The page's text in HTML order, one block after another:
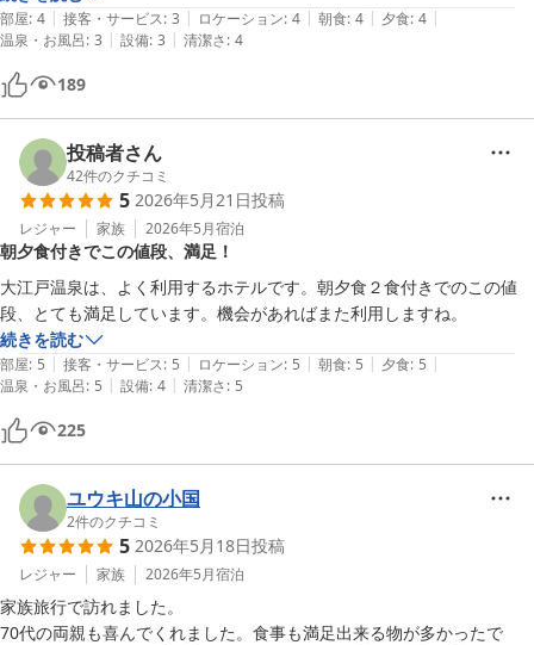
部屋: 4 | 接客・サービス: 3 | ロケーション: 4 | 朝食: 4 | 夕食: 4 |
温泉・お風呂: 3 | 設備: 3 | 清潔さ: 4
189
投稿者さん
42件のクチコミ
5 2026年5月21日投稿
レジャー 家族 2026年5月宿泊
朝夕食付きでこの値段、満足！
大江戸温泉は、よく利用するホテルです。朝夕食２食付きでのこの値
段、とても満足しています。機会があればまた利用しますね。
続きを読む
部屋: 5 | 接客・サービス: 5 | ロケーション: 5 | 朝食: 5 | 夕食: 5 |
温泉・お風呂: 5 | 設備: 4 | 清潔さ: 5
225
ユウキ山の小国
2件のクチコミ
5 2026年5月18日投稿
レジャー 家族 2026年5月宿泊
家族旅行で訪れました。
70代の両親も喜んでくれました。食事も満足出来る物が多かったで